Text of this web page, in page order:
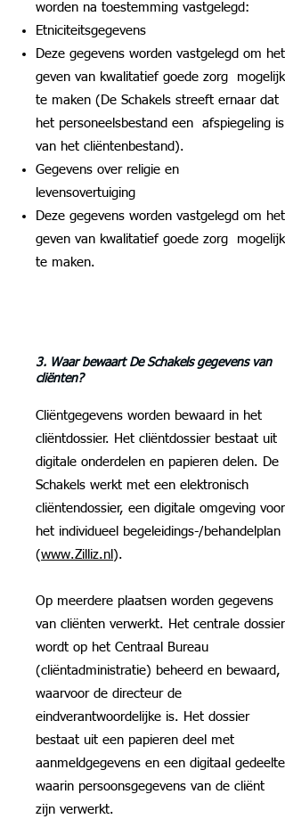
worden na toestemming vastgelegd:
Etniciteitsgegevens
Deze gegevens worden vastgelegd om het
geven van kwalitatief goede zorg mogelijk
te maken (De Schakels streeft ernaar dat
het personeelsbestand een afspiegeling is
van het cliëntenbestand).
Gegevens over religie en
levensovertuiging
Deze gegevens worden vastgelegd om het
geven van kwalitatief goede zorg mogelijk
te maken.
3. Waar bewaart De Schakels gegevens van
cliënten?
Cliëntgegevens worden bewaard in het
cliëntdossier. Het cliëntdossier bestaat uit
digitale onderdelen en papieren delen. De
Schakels werkt met een elektronisch
cliëntendossier, een digitale omgeving voor
het individueel begeleidings-/behandelplan
(www.Zilliz.nl ).
Op meerdere plaatsen worden gegevens
van cliënten verwerkt. Het centrale dossier
wordt op het Centraal Bureau
(cliëntadministratie) beheerd en bewaard,
waarvoor de directeur de
eindverantwoordelijke is. Het dossier
bestaat uit een papieren deel met
aanmeldgegevens en een digitaal gedeelte
waarin persoonsgegevens van de cliënt
zijn verwerkt.